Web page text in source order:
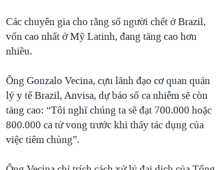
Các chuyên gia cho rằng số người chết ở Brazil,
vốn cao nhất ở Mỹ Latinh, đang tăng cao hơn
nhiều.
Ông Gonzalo Vecina, cựu lãnh đạo cơ quan quản
lý y tế Brazil, Anvisa, dự báo số ca nhiễm sẽ còn
tăng cao: “Tôi nghĩ chúng ta sẽ đạt 700.000 hoặc
800.000 ca tử vong trước khi thấy tác dụng của
việc tiêm chủng”.